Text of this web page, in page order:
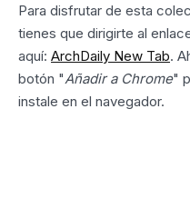
Para disfrutar de esta
tienes que dirigirte al
aquí: ArchDaily New Tab.
botón "Añadir a Chrome"
instale en el navegador.